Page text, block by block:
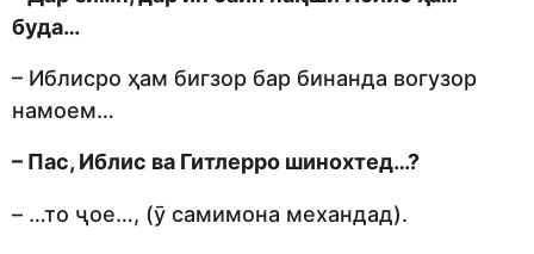
буда…
– Иблисро ҳам бигзор бар бинанда вогузор
намоем…
– Пас, Иблис ва Гитлерро шинохтед…?
– …то ҷое…, (ӯ самимона механдад).